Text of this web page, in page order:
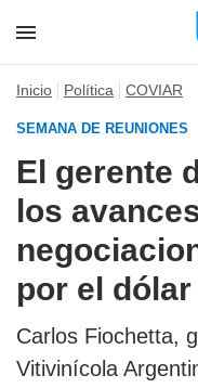
Inicio Política COVIAR
SEMANA DE REUNIONES
El gerente
los
por el
Carlos Fiochetta,
Vitivinícola